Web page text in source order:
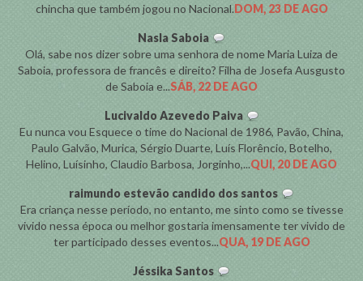
chincha que também jogou no Nacional.DOM, 23 DE AGO
Nasla Saboia
Olá, sabe nos dizer sobre uma senhora de nome Maria Luiza de
Saboia, professora de francês e direito? Filha de Josefa Ausgusto
de Saboia e...SÁB, 22 DE AGO
Lucivaldo Azevedo Paiva
Eu nunca vou Esquece o time do Nacional de 1986, Pavão, China,
Paulo Galvão, Murica, Sérgio Duarte, Luís Florêncio, Botelho,
Helino, Luísinho, Claudio Barbosa, Jorginho,...QUI, 20 DE AGO
raimundo estevão candido dos santos
Era criança nesse período, no entanto, me sinto como se tivesse
vivido nessa época ou melhor gostaria imensamente ter vivido de
ter participado desses eventos...QUA, 19 DE AGO
Jéssika Santos